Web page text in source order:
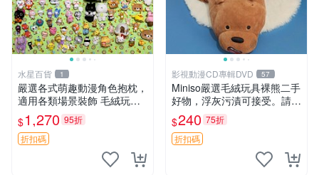
水星百貨 1
嚴選各式萌趣動漫角色抱枕，
適用各類場景裝飾 毛絨玩
具、卡通抱枕、趣味玩偶
$1,270 95折
折扣碼
影視動漫CD專輯DVD 57
Miniso嚴選毛絨玩具裸熊二手
好物，浮灰污漬可接受。請詳
閱照片再下單，售出不退不
換。全新品相收藏推薦。 裸
熊 毛絨玩具 收藏
$240 75折
折扣碼